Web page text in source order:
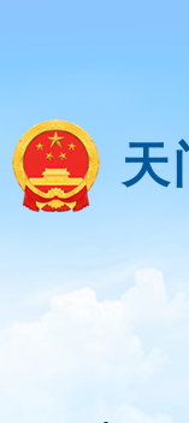
天